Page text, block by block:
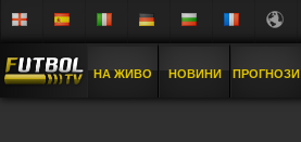
НА ЖИВО НОВИНИ ПРОГНОЗИ